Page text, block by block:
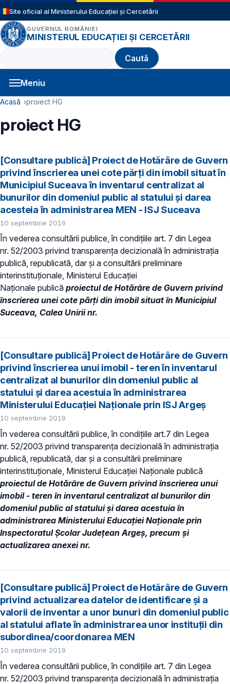
Sari la conținutul principal
Site oficial al Ministerului Educației și Cercetării
GUVERNUL ROMÂNIEI
MINISTERUL EDUCAȚIEI ȘI CERCETĂRII
Caută
Meniu
Navigație principală
Cale de navigare
Acasă proiect HG
proiect HG
[Consultare publică] Proiect de Hotărâre de Guvern
privind înscrierea unei cote părți din imobil situat în
Municipiul Suceava în inventarul centralizat al
bunurilor din domeniul public al statului și darea
acesteia în administrarea MEN - ISJ Suceava
10 septembrie 2019
În vederea consultării publice, în condiţiile art. 7 din Legea
nr. 52/2003 privind transparenţa decizională în administraţia
publică, republicată, dar și a consultării preliminare
interinstituționale, Ministerul Educaţiei
Naţionale publică proiectul de Hotărâre de Guvern privind
înscrierea unei cote părți din imobil situat în Municipiul
Suceava, Calea Unirii nr.
[Consultare publică] Proiect de Hotărâre de Guvern
privind înscrierea unui imobil - teren în inventarul
centralizat al bunurilor din domeniul public al
statului și darea acestuia în administrarea
Ministerului Educației Naționale prin ISJ Argeș
10 septembrie 2019
În vederea consultării publice, în condiţiile art.7 din Legea
nr. 52/2003 privind transparenţa decizională în administraţia
publică, republicată, dar și a consultării preliminare
interinstituționale, Ministerul Educaţiei Naţionale publică
proiectul de Hotărâre de Guvern privind înscrierea unui
imobil - teren în inventarul centralizat al bunurilor din
domeniul public al statului și darea acestuia în
administrarea Ministerului Educației Naționale prin
Inspectoratul Școlar Județean Argeș, precum şi
actualizarea anexei nr.
[Consultare publică] Proiect de Hotărâre de Guvern
privind actualizarea datelor de identificare şi a
valorii de inventar a unor bunuri din domeniul public
al statului aflate în administrarea unor instituții din
subordinea/coordonarea MEN
10 septembrie 2019
În vederea consultării publice, în condiţiile art. 7 din Legea
nr. 52/2003 privind transparenţa decizională în administraţia